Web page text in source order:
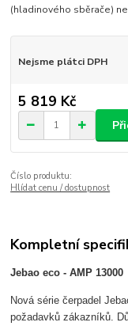
(hladinového sběrače)
Nejsme plátci DPH
5 819 Kč
Číslo produktu:
Hlídat cenu / dostupnost
Kompletní
Jebao eco - AMP 13000
Nová série čerpadel
požadavků zákazníků.